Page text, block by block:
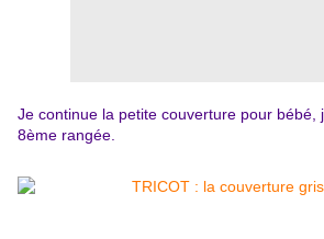
Je continue la petite couverture pour bébé,
8ème rangée.